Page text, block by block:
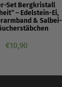
Set Bergkristall
– Edelstein-Ei,
& Salbei-
Normaler
€10,90